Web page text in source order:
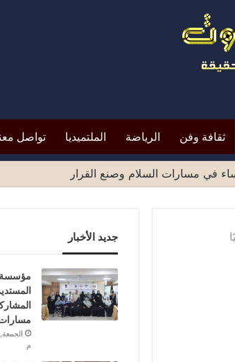
ثقافة وفن الرياضة الملتميديا تواصل
جديد الأخبار
مسارات
م